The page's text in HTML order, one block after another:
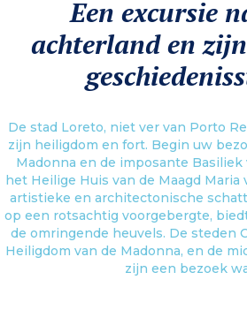
authentieke streek, tussen bergen en
Numana, op 5 km afstand, ligt op een heuvel
de Riviera del Conero. In het binnenland kunt u
romantische stadje Recanati, een echte
enkele schilderijen van de beroemde schilder
Een excursie
achterland en
De stad Loreto, niet ver van Porto
zijn heiligdom en fort. Begin uw
Madonna en de imposante Basiliek
het Heilige Huis van de Maagd
artistieke en architectonische
op een rotsachtig voorgebergte,
de omringende heuvels. De steden
Heiligdom van de Madonna, en de
zijn een bezoek